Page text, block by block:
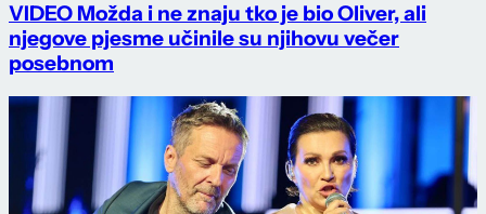
VIDEO Možda i ne znaju tko je bio Oliver, ali
njegove pjesme učinile su njihovu večer
posebnom